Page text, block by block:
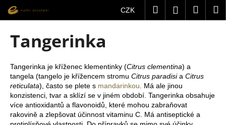
obsah
CZK HledatPřihlášení
Tangerinka
Tangerinka je kříženec klementinky (Citrus clementina) a
tangela (tangelo je křížencem stromu Citrus paradisia Citrus
reticulata), často se plete s mandarinkou . Má ale jinou
konzistenci, tvar a sklízí se v jiném období. Tangerinka obsahuje
více antioxidantů a flavonoidů, které mohou zabraňovat
rakovině a zlepšovat účinnost vitaminu C. Má antiseptické a
o
o
p
o
t
ř